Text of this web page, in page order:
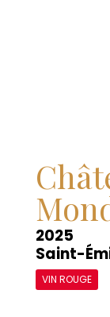
2025
Saint-
VIN ROUGE